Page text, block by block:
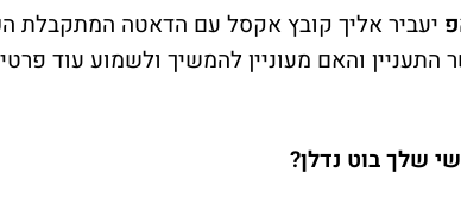
יעביר אליך קובץ אקסל עם הדאטה המתקבלת
התעניין והאם מעוניין להמשיך ולשמוע עוד
שלך בוט נדלן?